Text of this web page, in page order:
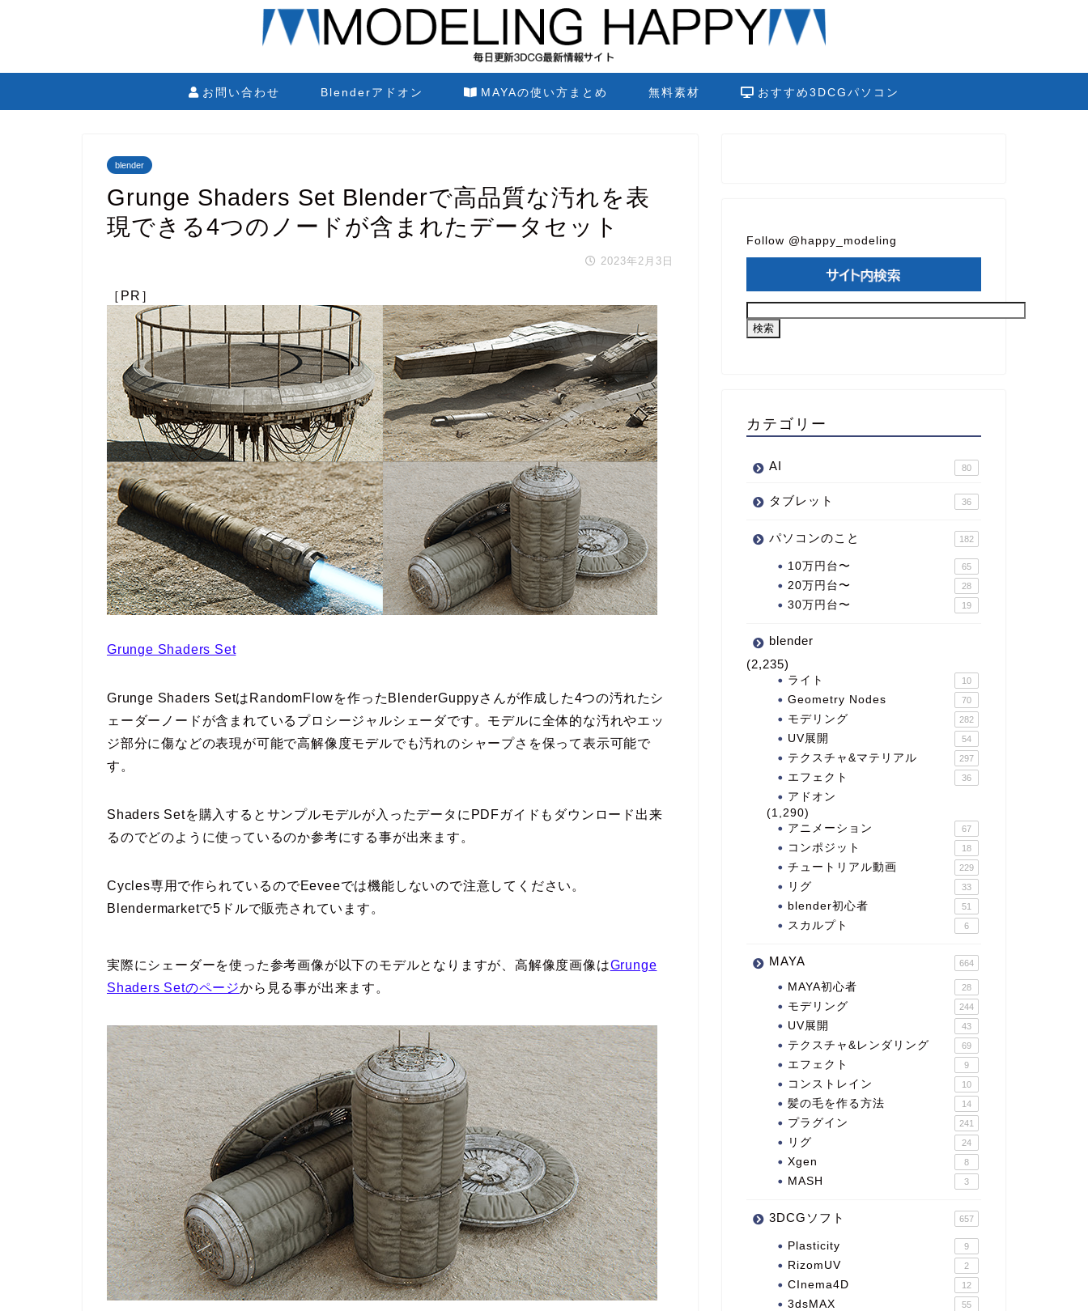
お問い合わせ Blenderアドオン MAYAの使い方まとめ 無料素材 おすすめ3DCGパソコン
blender
Grunge Shaders Set Blenderで高品質な汚れを表
現できる4つのノードが含まれたデータセット
2023年2月3日
［PR］
Grunge Shaders Set
Grunge Shaders SetはRandomFlowを作ったBlenderGuppyさんが作成した4つの汚れたシ
ェーダーノードが含まれているプロシージャルシェーダです。モデルに全体的な汚れやエッ
ジ部分に傷などの表現が可能で高解像度モデルでも汚れのシャープさを保って表示可能で
す。
Shaders Setを購入するとサンプルモデルが入ったデータにPDFガイドもダウンロード出来
るのでどのように使っているのか参考にする事が出来ます。
Cycles専用で作られているのでEeveeでは機能しないので注意してください。
Blendermarketで5ドルで販売されています。
実際にシェーダーを使った参考画像が以下のモデルとなりますが、高解像度画像はGrunge
Shaders Setのページから見る事が出来ます。
Follow @happy_modeling
カテゴリー
AI 80
タブレット 36
パソコンのこと 182
10万円台〜 65
20万円台〜 28
30万円台〜 19
blender
(2,235)
ライト 10
Geometry Nodes 70
モデリング 282
UV展開 54
テクスチャ&マテリアル 297
エフェクト 36
アドオン
(1,290)
アニメーション
67
コンポジット 18
チュートリアル動画 229
リグ 33
blender初心者 51
スカルプト 6
MAYA 664
MAYA初心者 28
モデリング 244
UV展開 43
テクスチャ&レンダリング 69
エフェクト 9
コンストレイン 10
髪の毛を作る方法 14
プラグイン 241
リグ 24
Xgen 8
MASH 3
3DCGソフト 657
Plasticity 9
RizomUV 2
CInema4D 12
3dsMAX 55